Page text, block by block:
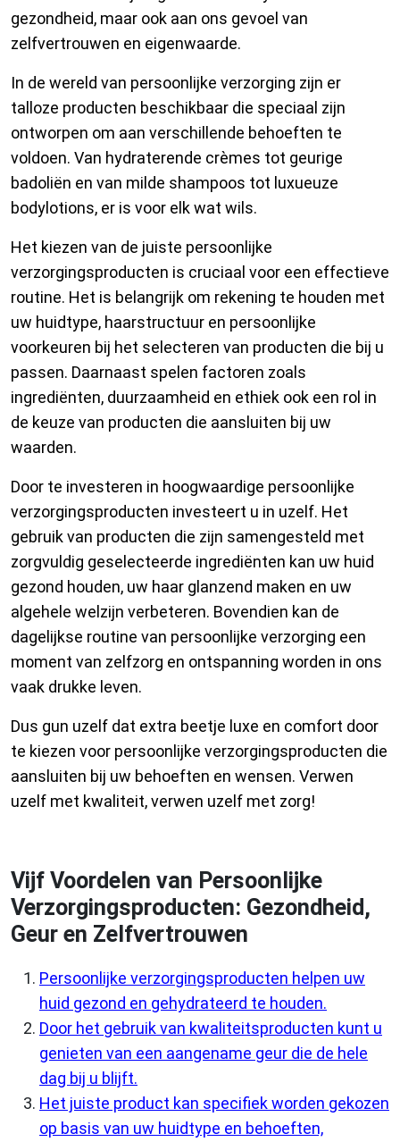
gezondheid, maar ook aan ons gevoel van
zelfvertrouwen en eigenwaarde.
In de wereld van persoonlijke verzorging zijn er
talloze producten beschikbaar die speciaal zijn
ontworpen om aan verschillende behoeften te
voldoen. Van hydraterende crèmes tot geurige
badoliën en van milde shampoos tot luxueuze
bodylotions, er is voor elk wat wils.
Het kiezen van de juiste persoonlijke
verzorgingsproducten is cruciaal voor een effectieve
routine. Het is belangrijk om rekening te houden met
uw huidtype, haarstructuur en persoonlijke
voorkeuren bij het selecteren van producten die bij u
passen. Daarnaast spelen factoren zoals
ingrediënten, duurzaamheid en ethiek ook een rol in
de keuze van producten die aansluiten bij uw
waarden.
Door te investeren in hoogwaardige persoonlijke
verzorgingsproducten investeert u in uzelf. Het
gebruik van producten die zijn samengesteld met
zorgvuldig geselecteerde ingrediënten kan uw huid
gezond houden, uw haar glanzend maken en uw
algehele welzijn verbeteren. Bovendien kan de
dagelijkse routine van persoonlijke verzorging een
moment van zelfzorg en ontspanning worden in ons
vaak drukke leven.
Dus gun uzelf dat extra beetje luxe en comfort door
te kiezen voor persoonlijke verzorgingsproducten die
aansluiten bij uw behoeften en wensen. Verwen
uzelf met kwaliteit, verwen uzelf met zorg!
Vijf Voordelen van Persoonlijke
Verzorgingsproducten: Gezondheid,
Geur en Zelfvertrouwen
Persoonlijke verzorgingsproducten helpen uw
huid gezond en gehydrateerd te houden.
Door het gebruik van kwaliteitsproducten kunt u
genieten van een aangename geur die de hele
dag bij u blijft.
Het juiste product kan specifiek worden gekozen
op basis van uw huidtype en behoeften,